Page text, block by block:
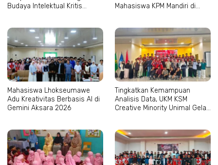
Budaya Intelektual Kritis
Mahasiswa KPM Mandiri di
Mahasiswa Lhokseumawe
Adu Kreativitas Berbasis AI di
Gemini Aksara 2026
Tingkatkan Kemampuan
Analisis Data, UKM KSM
Creative Minority Unimal Gelar